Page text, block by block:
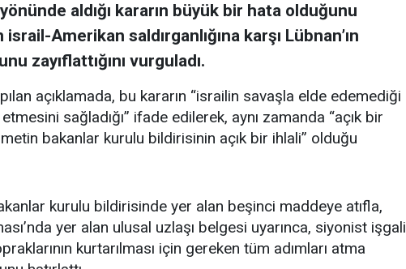
yönünde aldığı kararın büyük bir hata olduğunu
Amerikan saldırganlığına karşı Lübnan’ın
zayıflattığını vurguladı.
açıklamada, bu kararın “israilin savaşla elde edemediği
sağladığı” ifade edilerek, aynı zamanda “açık bir
bakanlar kurulu bildirisinin açık bir ihlali” olduğu
kurulu bildirisinde yer alan beşinci maddeye atıfla,
yer alan ulusal uzlaşı belgesi uyarınca, siyonist işgali
kurtarılması için gereken tüm adımları atma